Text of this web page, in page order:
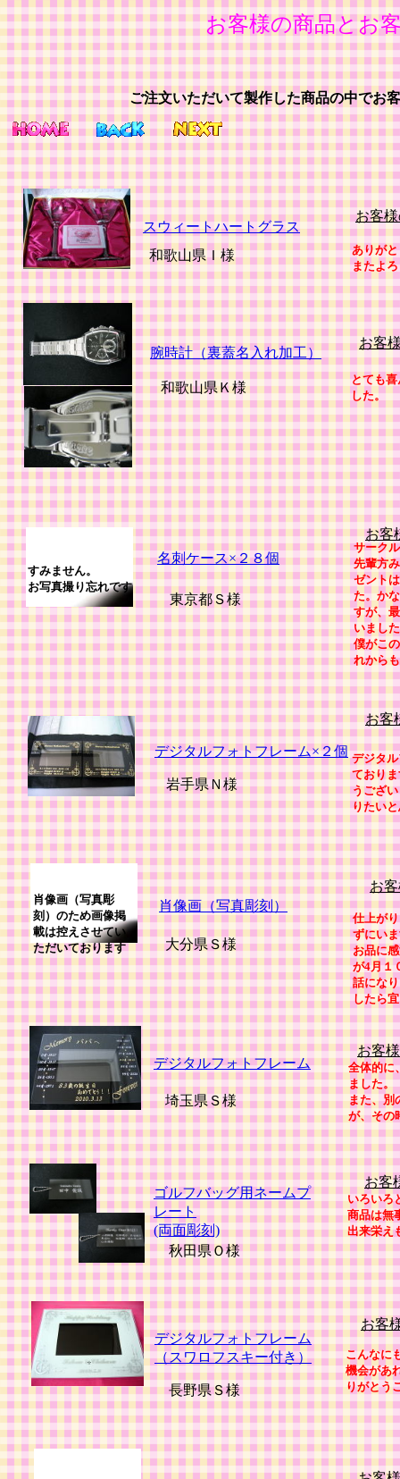
お客様の商品とお
ご注文いただいて製作した商品の中でお
腕時計（裏蓋名入れ加工）
和歌山県Ｋ様
お客
デジタルフォトフレーム
埼玉県Ｓ様
お
仕上が
ずにい
お品に
が4月１
話にな
したら
肖像画（写真彫刻）
大分県Ｓ様
肖像画（写真彫
刻）のため画像掲
載は控えさせてい
ただいております
すみません。
お写真撮り忘れです
デジタルフォトフレーム×２個
お客
お客
全体的に
ました。
また、別
が、その
デジタ
ており
うござ
りたい
岩手県Ｎ様
お客
スウィートハートグラス
ゴルフバッグ用ネームプ
レート
(両面彫刻)
いろいろ
商品は無
出来栄え
名刺ケース×２８個
お客
ありが
またよ
お客
サーク
先輩方
ゼント
た。か
すが、
いまし
僕がこ
れから
和歌山県Ｉ様
デジタルフォトフレーム
（スワロフスキー付き）
こんなに
機会があ
りがとう
長野県Ｓ様
秋田県Ｏ様
お客
東京都Ｓ様
とても
した。